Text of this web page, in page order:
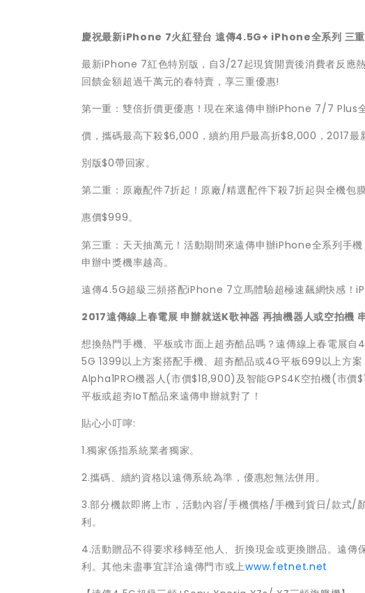
慶祝最新iPhone 7火紅登台 遠傳4.5G+ iPhone全系列 三重
最新iPhone 7紅色特別版，自3/27起現貨開賣後消費者反應
回饋金額超過千萬元的春特賣，享三重優惠!
第一重：雙倍折價更優惠！現在來遠傳申辦iPhone 7/7 Plus
價，攜碼最高下殺$6,000，續約用戶最高折$8,000，2017
別版$0帶回家。
第二重：原廠配件7折起！原廠/精選配件下殺7折起與全機包
惠價$999。
第三重：天天抽萬元！活動期間來遠傳申辦iPhone全系列手
申辦中獎機率越高。
遠傳4.5G超級三頻搭配iPhone 7立馬體驗超極速飆網快感！
2017遠傳線上春電展 申辦就送K歌神器 再抽機器人或空拍機
想換熱門手機、平板或市面上超夯酷品嗎？遠傳線上春電展
5G 1399以上方案搭配手機、超夯酷品或4G平板699以上方
Alpha1PRO機器人(市價$18,900)及智能GPS4K空拍機(市價
平板或超夯IoT酷品來遠傳申辦就對了！
貼心小叮嚀:
1.獨家係指系統業者獨家。
2.攜碼、續約資格以遠傳系統為準，優惠恕無法併用。
3.部分機款即將上市，活動內容/手機價格/手機到貨日/款式/
利。
4.活動贈品不得要求移轉至他人、折換現金或更換贈品。遠
利。其他未盡事宜詳洽遠傳門市或上www.fetnet.net